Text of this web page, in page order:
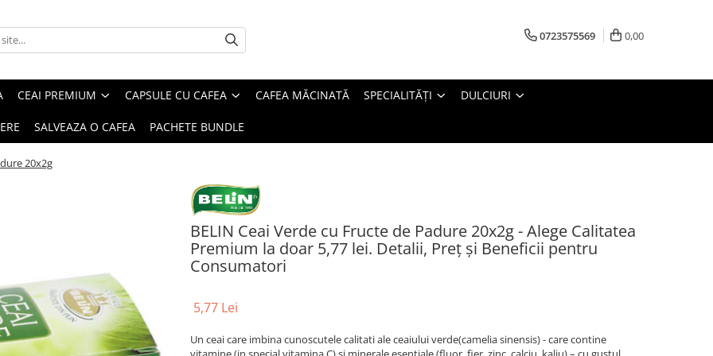
0723575569 0,00
CEAI PREMIUM CAPSULE CU CAFEA CAFEA MĂCINATĂ SPECIALITĂȚI DULCIURI
SALVEAZA O CAFEA PACHETE BUNDLE
20x2g
BELIN Ceai Verde cu Fructe de Padure 20x2g - Alege Calitatea
Premium la doar 5,77 lei. Detalii, Preț și Beneficii pentru
Consumatori
5,77 Lei
Un ceai care imbina cunoscutele calitati ale ceaiului verde(camelia sinensis) - care contine